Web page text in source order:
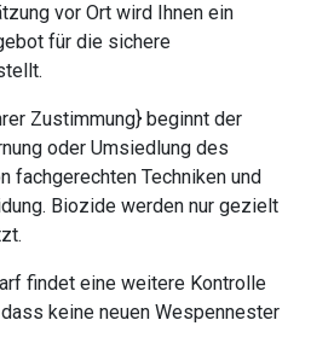
vor Ort wird Ihnen ein
für die sichere
Zustimmung} beginnt der
oder Umsiedlung des
fachgerechten Techniken und
Biozide werden nur gezielt
findet eine weitere Kontrolle
keine neuen Wespennester